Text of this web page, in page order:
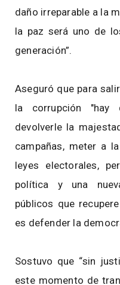
daño irreparable a la
la paz será uno de
generación”.
Aseguró que para
la corrupción "hay
devolverle la
campañas, meter a
leyes electorales,
política y una
públicos que
es defender la
Sostuvo que “sin
este momento de